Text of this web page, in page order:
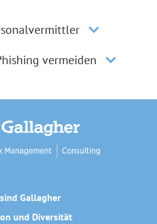
vermeiden
Gallagher
und Diversität